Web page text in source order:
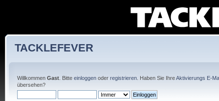
TACKLEFEVER
Willkommen Gast. Bitte einloggenoder registrieren. Haben Sie IhreAktivierungs E-
übersehen?